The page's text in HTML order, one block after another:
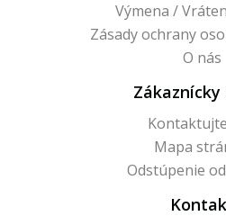
Výmena /
Zásady ochrany
O nás
Zákaznícky
Mapa
Odstúpenie